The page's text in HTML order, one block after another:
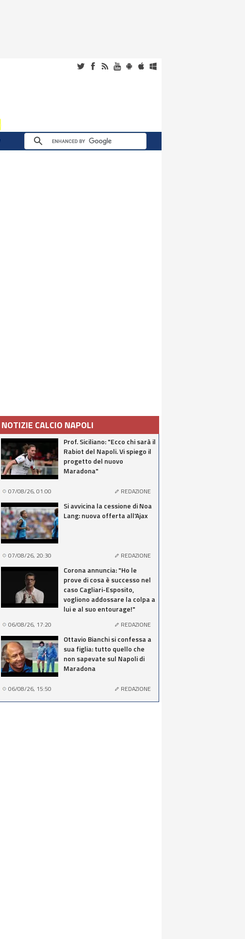
NOTIZIE CALCIO NAPOLI
Prof. Siciliano: "Ecco chi sarà il
Rabiot del Napoli. Vi spiego il
progetto del nuovo
Maradona"
07/08/26, 01:00 REDAZIONE
Si avvicina la cessione di Noa
Lang: nuova offerta all'Ajax
07/08/26, 20:30 REDAZIONE
Corona annuncia: "Ho le
prove di cosa è successo nel
caso Cagliari-Esposito,
vogliono addossare la colpa a
lui e al suo entourage!"
06/08/26, 17:20 REDAZIONE
Ottavio Bianchi si confessa a
sua figlia: tutto quello che
non sapevate sul Napoli di
Maradona
06/08/26, 15:50 REDAZIONE